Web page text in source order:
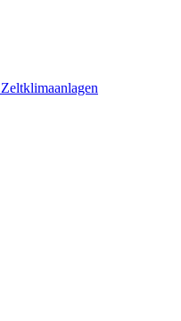
Zeltklimaanlagen